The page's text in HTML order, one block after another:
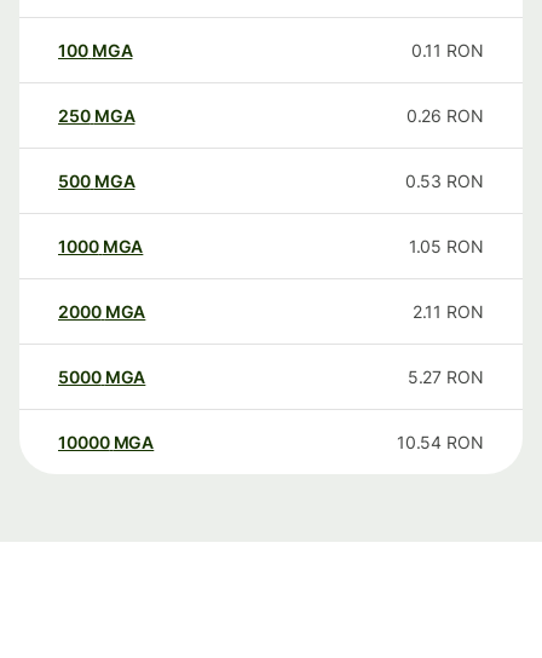
100 MGA 0.11 RON
250 MGA 0.26 RON
500 MGA 0.53 RON
1000 MGA 1.05 RON
2000 MGA 2.11 RON
5000 MGA 5.27 RON
10000 MGA 10.54 RON